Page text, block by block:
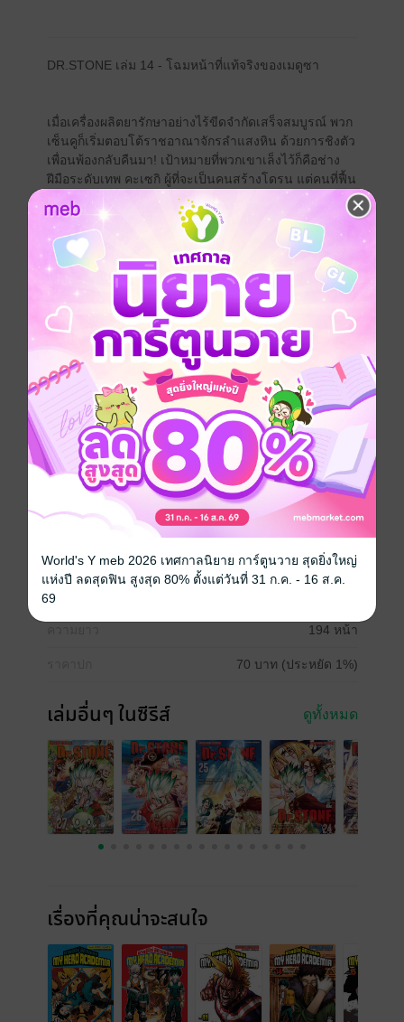
DR.STONE เล่ม 14 - โฉมหน้าที่แท้จริงของเมดูซา
เมื่อเครื่องผลิตยารักษาอย่างไร้ขีดจำกัดเสร็จสมบูรณ์ พวก
เซ็นคูก็เริ่มตอบโต้ราชอาณาจักรลำแสงหิน ด้วยการชิงตัว
เพื่อนพ้องกลับคืนมา! เป้าหมายที่พวกเขาเล็งไว้ก็คือช่าง
ฝีมือระดับเทพ คะเซกิ ผู้ที่จะเป็นคนสร้างโดรน แต่คนที่ฟื้น
กลับมาคนแรกดันเป็นผู้ชายคนนั้น!?
สารบัญ : DR.STONE เล่ม 14
Z=116 ปาฏิหาริย์ คว้ามาด้วยมือข้างนี้
Z=117 การโต้กลับของราชอาณาจักรวิทยาศาสตร์
Z=118 SILENT SOLDIERS (ทหารเงียบ)
Z=119 SCIENCE SOLDIERS (ทหารวิทยาศาสตร์)
Z=120 TOP SECRET (ความลับสุดยอด)
Z=121 โฉมหน้าที่แท้จริงของเมดูซา
Z=122 ชิ้นส่วนจิกซอว์ในการดวลด้วยสมอง
Z=123 เกมการเจรจาในการดวลด้วยสมอง
Z=124 สิ่งประดิษฐ์ของเทพและมาร
การ์ตูนญี่ปุ่น แอกชัน ไซไฟ เซอร์ไววัล
ประเภทไฟล์ pdf
วันที่วางขาย
194 หน้า
70 บาท (ประหยัด 1%)
เล่มอื่นๆ ในซีรีส์ ดูทั้งหมด
เรื่องที่คุณน่าจะสนใจ
World's Y meb 2026 เทศกาลนิยาย การ์ตูนวาย สุดยิ่งใหญ่
แห่งปี ลดสุดฟิน สูงสุด 80% ตั้งแต่วันที่ 31 ก.ค. - 16 ส.ค.
69